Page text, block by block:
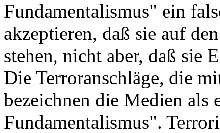
Fundamentalismus" ein
akzeptieren, daß sie auf
stehen, nicht aber, daß sie
Die Terroranschläge, die
bezeichnen die Medien als
Fundamentalismus".